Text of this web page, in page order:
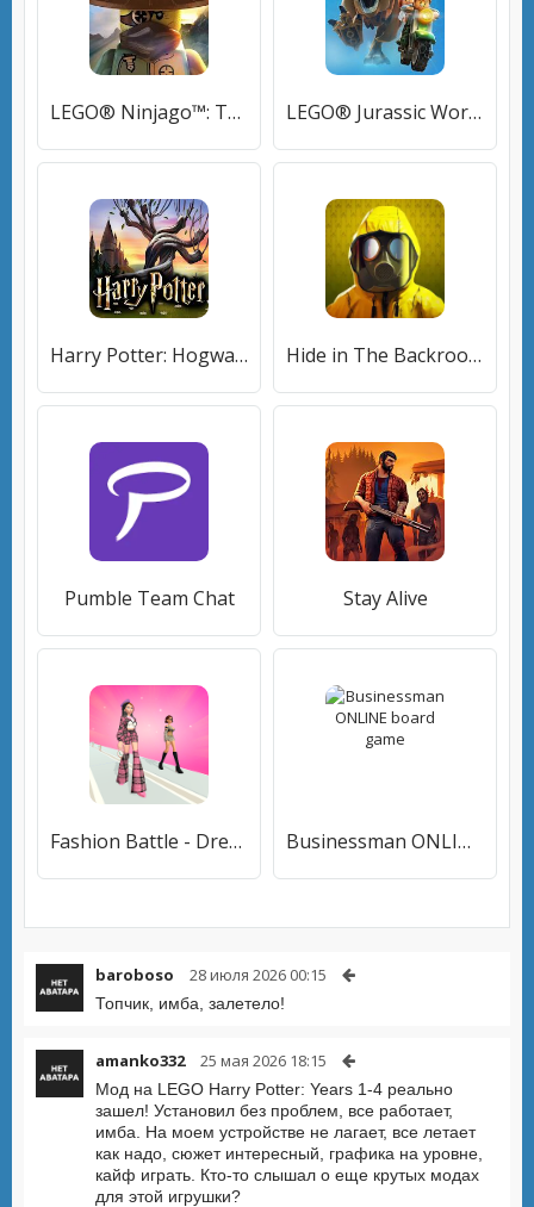
LEGO® Ninjago™: Тень Ронина LEGO® Jurassic World™
Harry Potter: Hogwarts Mystery Hide in The Backroom: Побег
Pumble Team Chat Stay Alive
Fashion Battle - Dress up game Businessman ONLINE board game
baroboso 28 июля 2026 00:15
Топчик, имба, залетело!
amanko332 25 мая 2026 18:15
Мод на LEGO Harry Potter: Years 1-4 реально
зашел! Установил без проблем, все работает,
имба. На моем устройстве не лагает, все летает
как надо, сюжет интересный, графика на уровне,
кайф играть. Кто-то слышал о еще крутых модах
для этой игрушки?